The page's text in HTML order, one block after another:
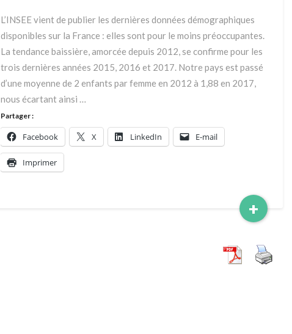
familiale
L’INSEE vient de publier les dernières données démographiques
disponibles sur la France : elles sont pour le moins préoccupantes.
La tendance baissière, amorcée depuis 2012, se confirme pour les
trois dernières années 2015, 2016 et 2017. Notre pays est passé
d’une moyenne de 2 enfants par femme en 2012 à 1,88 en 2017,
nous écartant ainsi …
+Read
More
Partager :
Facebook X LinkedIn E-mail
Imprimer